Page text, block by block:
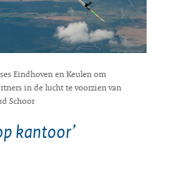
Eindhoven en Keulen om
in de lucht te voorzien van
Schoor
kantoor’